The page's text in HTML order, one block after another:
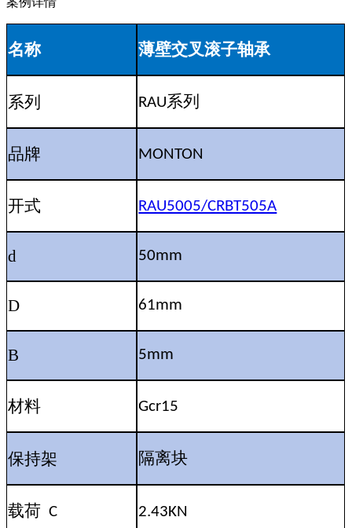
名称 薄壁交叉滚子轴承
系列 RAU系列
品牌 MONTON
开式 RAU5005/CRBT505A
d 50mm
D 61mm
B 5mm
材料 Gcr15
保持架 隔离块
载荷 C 2.43KN